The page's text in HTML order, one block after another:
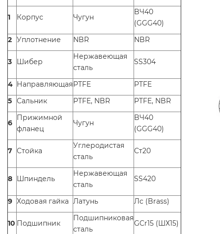
1 Корпус Чугун
BЧ40
(GGG40)
2 Уплотнение NBR NBR
3 Шибер
Нержавеющая
сталь
SS304
4 НаправляющаяPTFE
PTFE
5 Сальник PTFE, NBR PTFE, NBR
6
Прижимной
фланец
Чугун
BЧ40
(GGG40)
7 Стойка
Углеродистая
сталь
Ст20
8 Шпиндель
Нержавеющая
сталь
SS420
9 Ходовая гайка Латунь Лс (Brass)
10 Подшипник
Подшипниковая
сталь
GCr15 (ШХ15)